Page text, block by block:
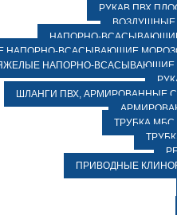
РУКАВ ПВХ
НАПОРНО-
НАПОРНО-ВСАСЫВАЮЩИЕ
НАПОРНО-ВСАСЫВАЮЩИЕ
ШЛАНГИ ПВХ, АРМИРОВАННЫЕ
ТРУБКА
ПРИВОДНЫЕ